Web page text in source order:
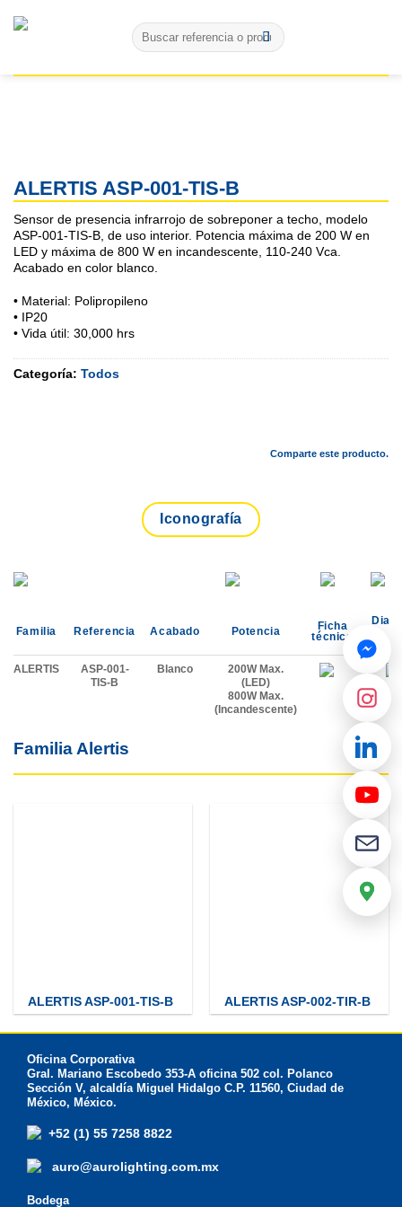
Buscar
por:
ALERTIS ASP-001-TIS-B
Sensor de presencia infrarrojo de sobreponer a techo, modelo
ASP-001-TIS-B, de uso interior. Potencia máxima de 200 W en
LED y máxima de 800 W en incandescente, 110-240 Vca.
Acabado en color blanco.
• Material: Polipropileno
• IP20
• Vida útil: 30,000 hrs
Categoría: Todos
Comparte este producto.
Iconografía
Familia Referencia Acabado Potencia
Ficha
técnica
ALERTIS
ASP-001-
TIS-B
Blanco
200W Max.
(LED)
800W Max.
(Incandescente)
Familia Alertis
ALERTIS ASP-001-TIS-B ALERTIS ASP-002-TIR-B
Oficina Corporativa
Gral. Mariano Escobedo 353-A oficina 502 col. Polanco
Sección V, alcaldía Miguel Hidalgo C.P. 11560, Ciudad de
México, México.
+52 (1) 55 7258 8822
auro@aurolighting.com.mx
Bodega